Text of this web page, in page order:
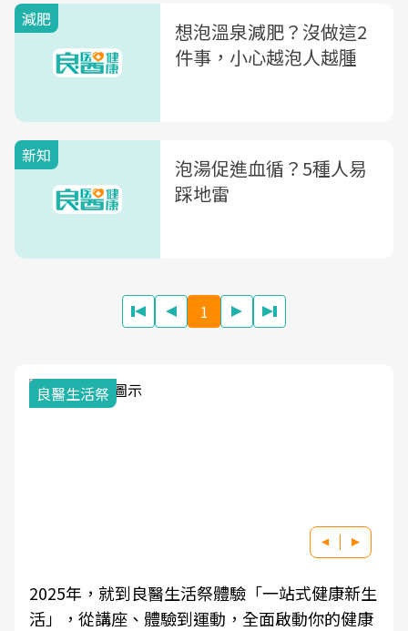
減肥
想泡溫泉減肥？沒做這2
件事，小心越泡人越腫
新知
泡湯促進血循？5種人易
踩地雷
1
就到良醫生活祭體驗「一站式健康新生
講座、體驗到運動，全面啟動你的健康
良醫健康
學觀點與